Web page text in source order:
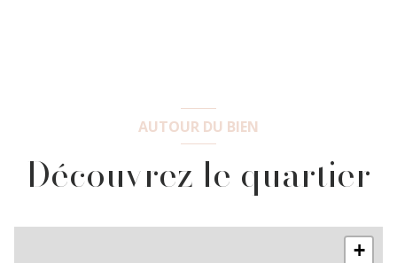
AUTOUR DU BIEN
Découvrez le quartier
+